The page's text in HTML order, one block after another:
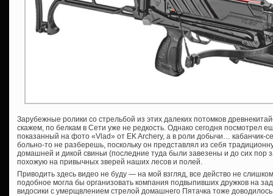
Зарубежные ролики со стрельбой из этих далеких потомков
скажем, по белкам в Сети уже не редкость. Однако сегодня посмотрел
показанный на фото «Vlad» от EK Archery, а в роли добычи… кабанчик-
больно-то не разберешь, поскольку он представлял из себя
домашней и дикой свиньи (последние туда были завезены и до сих пор
похожую на привычных зверей наших лесов и полей.
Приводить здесь видео не буду — на мой взгляд, все действо не
подобное могла бы организовать компания подвыпивших дружков на
видосики с умерщвлением стрелой домашнего Пятачка тоже доводилось